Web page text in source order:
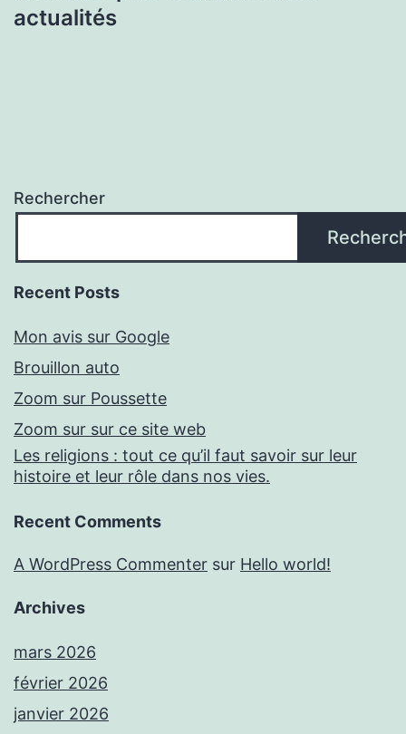
actualités
Rechercher
Recent Posts
Mon avis sur Google
Brouillon auto
Zoom sur Poussette
Zoom sur sur ce site web
Les religions : tout ce qu’il faut savoir sur leur
histoire et leur rôle dans nos vies.
Recent Comments
A WordPress Commenter sur Hello world!
Archives
mars 2026
février 2026
janvier 2026